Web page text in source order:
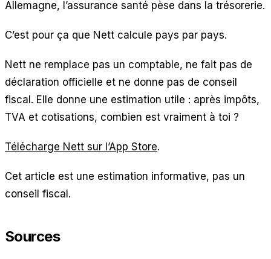
Allemagne, l’assurance santé pèse dans la trésorerie.
C’est pour ça que Nett calcule pays par pays.
Nett ne remplace pas un comptable, ne fait pas de
déclaration officielle et ne donne pas de conseil
fiscal. Elle donne une estimation utile : après impôts,
TVA et cotisations, combien est vraiment à toi ?
Télécharge Nett sur l’App Store.
Cet article est une estimation informative, pas un
conseil fiscal.
Sources